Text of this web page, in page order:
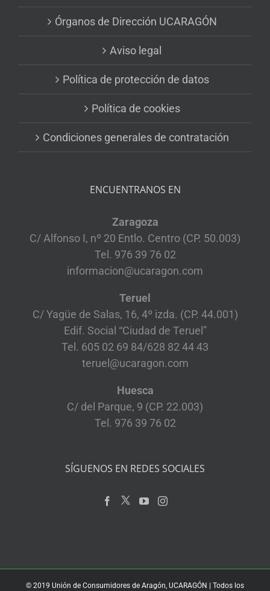
Órganos de Dirección UCARAGÓN
Aviso legal
Política de protección de datos
Política de cookies
Condiciones generales de contratación
ENCUENTRANOS EN
Zaragoza
C/ Alfonso I, nº 20 Entlo. Centro (CP. 50.003)
Tel. 976 39 76 02
informacion@ucaragon.com
Teruel
C/ Yagüe de Salas, 16, 4º izda. (CP. 44.001)
Edif. Social “Ciudad de Teruel”
Tel. 605 02 69 84/628 82 44 43
teruel@ucaragon.com
Huesca
C/ del Parque, 9 (CP. 22.003)
Tel. 976 39 76 02
SÍGUENOS EN REDES SOCIALES
© 2019 Unión de Consumidores de Aragón, UCARAGÓN | Todos los